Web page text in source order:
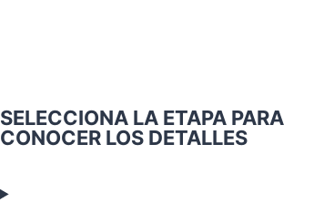
SELECCIONA LA ETAPA PARA
CONOCER LOS DETALLES